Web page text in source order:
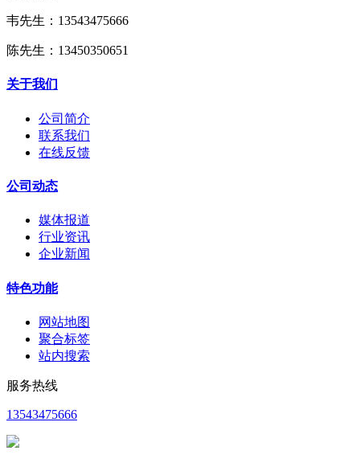
韦先生：13543475666
陈先生：13450350651
关于我们
公司简介
联系我们
在线反馈
公司动态
媒体报道
行业资讯
企业新闻
特色功能
网站地图
聚合标签
站内搜索
服务热线
13543475666